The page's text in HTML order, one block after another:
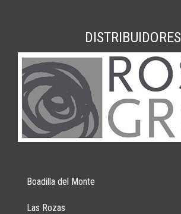
DISTRIBUIDORES
Boadilla del Monte
Las Rozas